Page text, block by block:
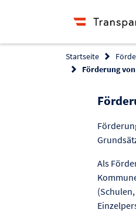
Startseite
Förderung
Als